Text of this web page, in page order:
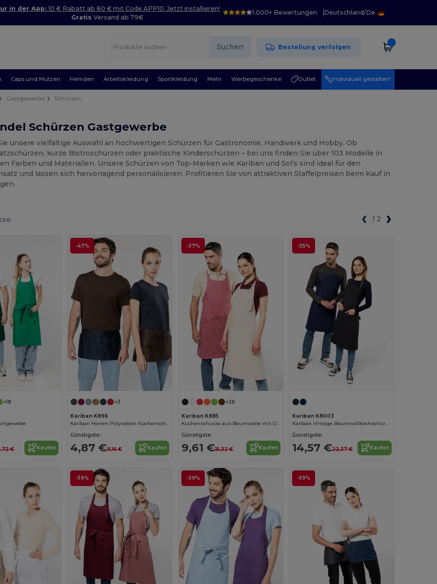
in der App: 10 € Rabatt ab 80 € mit Code APP10. Jetzt installieren!
GratisVersand ab 79€
1.000+ Bewertungen Deutschland/De
Suchen Bestellung verfolgen
Caps und Mützen Hemden Arbeitskleidung Sportkleidung Mehr Werbegeschenke Outlet Individuell gestalten!
Gastgewerbe Schürzen
Schürzen Gastgewerbe
unsere vielfältige Auswahl an hochwertigen Schürzen für Gastronomie, Handwerk und Hobby. Ob
kurze Bistroschürzen oder praktische Kinderschürzen – bei uns finden Sie über 103 Modelle in
Farben und Materialien. Unsere Schürzen von Top-Marken wie Kariban und Sol's sind ideal für den
und lassen sich hervorragend personalisieren. Profitieren Sie von attraktiven Staffelpreisen beim Kauf in
1 2
+18
€ Kaufen
-47%
+3
Kariban K896
Kariban Herren Polycotton Küchenschürze mit Taschen
Günstigste:
4,87 €9,16 € Kaufen
-37%
+26
Kariban K885
Küchenschürze aus Baumwolle mit Doppeltasche
Günstigste:
9,61 €15,32 € Kaufen
-35%
Kariban K8003
Kariban Vintage Baumwollkochschürze für Profis
Günstigste:
14,57 €22,37 € Kaufen
-39% -39% -59%